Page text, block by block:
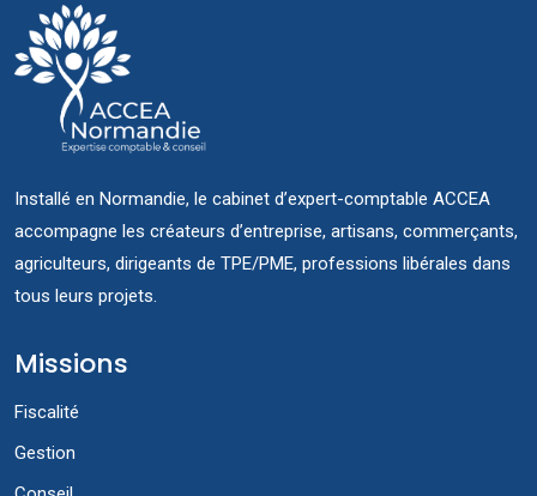
Installé en Normandie, le cabinet d’expert-comptable ACCEA
accompagne les créateurs d’entreprise, artisans, commerçants,
agriculteurs, dirigeants de TPE/PME, professions libérales dans
tous leurs projets.
Missions
Fiscalité
Gestion